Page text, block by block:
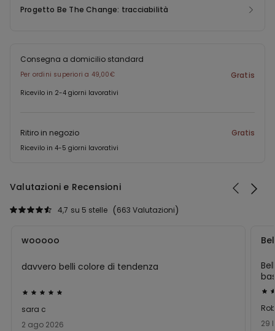
Progetto Be The Change: tracciabilità
Consegna a domicilio standard
Per ordini superiori a 49,00€ Gratis
Ricevilo in 2-4 giorni lavorativi
Ritiro in negozio Gratis
Ricevilo in 4-5 giorni lavorativi
Valutazioni e Recensioni
663 Valutazioni
4,7 su 5 stelle
Valutato
5
su
2 ago 2026
sara c
wooooo
davvero belli colore di tendenza
5
su
29
in